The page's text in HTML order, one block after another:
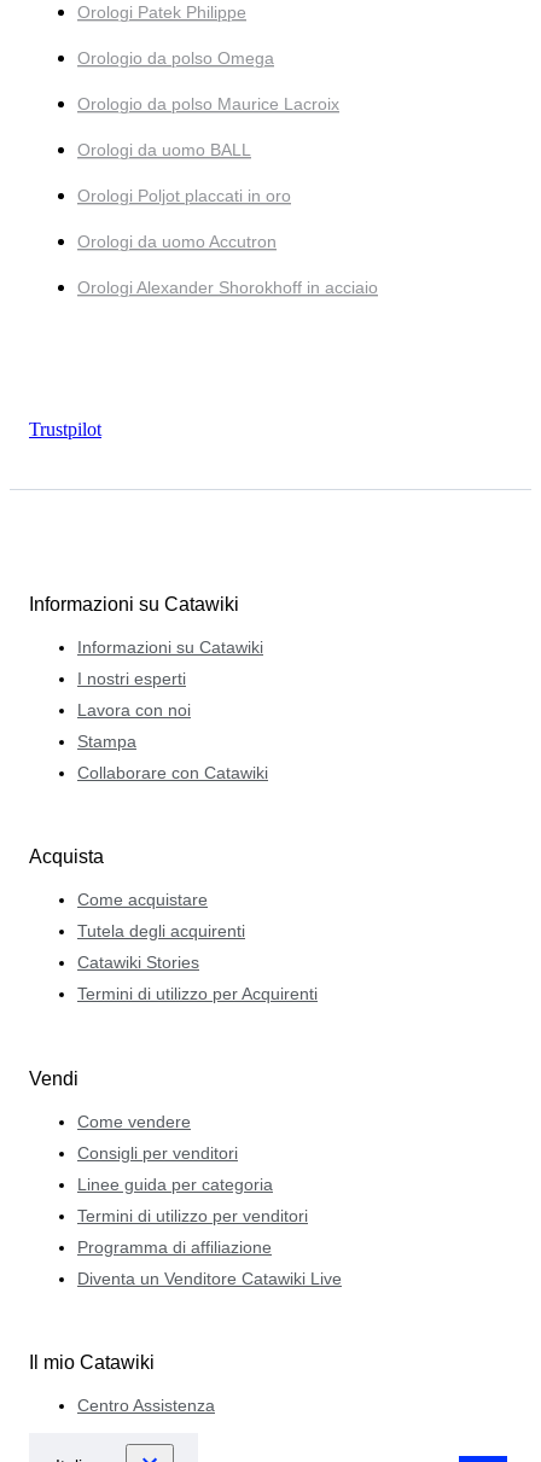
Orologi Patek Philippe
Orologio da polso Omega
Orologio da polso Maurice Lacroix
Orologi da uomo BALL
Orologi Poljot placcati in oro
Orologi da uomo Accutron
Orologi Alexander Shorokhoff in acciaio
Trustpilot
Informazioni su Catawiki
Informazioni su Catawiki
I nostri esperti
Lavora con noi
Stampa
Collaborare con Catawiki
Acquista
Come acquistare
Tutela degli acquirenti
Catawiki Stories
Termini di utilizzo per Acquirenti
Vendi
Come vendere
Consigli per venditori
Linee guida per categoria
Termini di utilizzo per venditori
Programma di affiliazione
Diventa un Venditore Catawiki Live
Il mio Catawiki
Centro Assistenza